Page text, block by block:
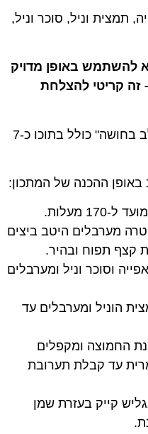
תמצית וניל, סוכר וניל,
להשתמש באופן מדויק
זה קריטי להצלחת
אופן ההכנה של "עוגת ריבת חלב בחושה" כולל בתוכו כ-7
ההכנה של המתכון:
מעלות.
מערבלים היטב ביצים
קצף תפוח ובהיר.
וסוכר וניל ומערבלים
הוניל ומערבלים עד
החמוצה ומקפלים
עד קבלת תערובת
קייק בעזרת שמן